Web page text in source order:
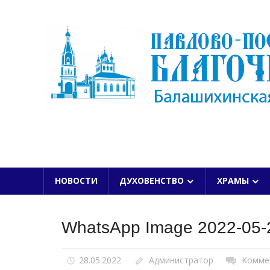
НОВОСТИ ДУХОВЕНСТВО ХРАМЫ
WhatsApp Image 2022-
28.05.2022 Администратор